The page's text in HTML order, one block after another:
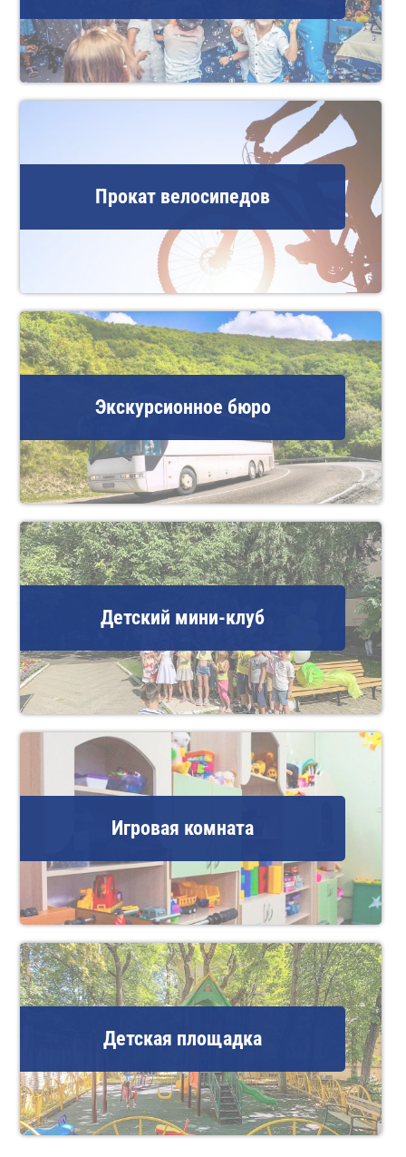
Прокат велосипедов
Экскурсионное бюро
Детский мини-клуб
Игровая комната
Детская площадка